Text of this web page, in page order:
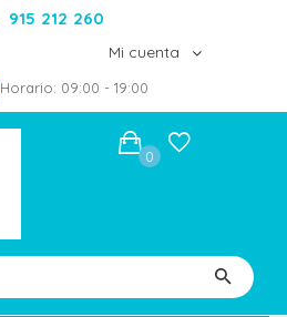
915 212 260
Mi cuenta
Horario: 09:00 - 19:00
0